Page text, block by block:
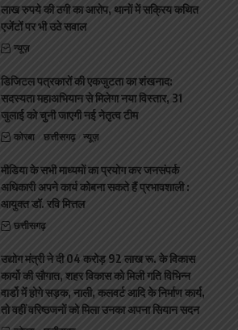
लाख रुपये की ठगी का आरोप, थानों में सक्रिय कथित
एजेंटों पर भी उठे सवाल
न्यूज़
डिजिटल पत्रकारों की एकजुटता का शंखनाद:
सदस्यता महाअभियान से मिलेगा नया विस्तार, 31
जुलाई को चुनी जाएगी नई नेतृत्व टीम
कोरबा छत्तीसगढ़ न्यूज़
मीडिया के सभी माध्यमों का प्रयोग कर जनसंपर्क
अधिकारी अपने कार्य कोबना सकते हैं प्रभावशाली :
आयुक्त डॉ. रवि मित्तल
छत्तीसगढ़
उद्योग मंत्री ने दी 04 करोड़ 92 लाख रू. के विकास
कार्यो की सौगात, शहर विकास को मिली गति विभिन्न
वार्डो मेंं होगे सड़क, नाली, कलवर्ट आदि के निर्माण कार्य,
तो वहीं वरिष्ठजनों को मिला उनका अपना सियान सदन